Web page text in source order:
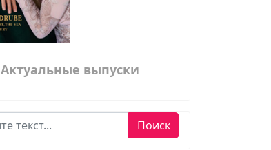
Актуальные выпуски
Поиск